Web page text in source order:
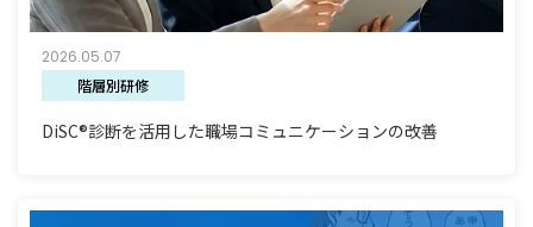
2026.05.07
階層別研修
DiSC®診断を活用した職場コミュニケーションの改善